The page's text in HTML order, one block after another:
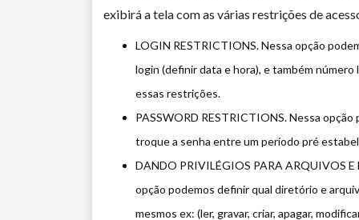
exibirá a tela com as várias restrições de
LOGIN RESTRICTIONS. Nessa opção
login (definir data e hora), e também
essas restrições.
PASSWORD RESTRICTIONS. Nessa
troque a senha entre um período pré
DANDO PRIVILÉGIOS PARA ARQUIVOS E
opção podemos definir qual diretório e
mesmos ex: (ler, gravar, criar, apagar,